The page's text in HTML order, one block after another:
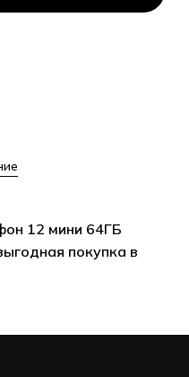
12 мини 64ГБ
покупка в